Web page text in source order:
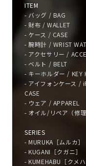
ITEM
- バッグ / BAG
- 財布 / WALLET
- ケース / CASE
- 腕時計 / WRIST
- アクセサリー /
- ベルト / BELT
- キーホルダー / KEY
- アイフォンケース /
CASE
- ウェア / APPAREL
- オイル/リペア（修理
SERIES
- MURUKA［ムルカ］
- KUGANI［クガニ］
- KUMEHABU［クメハ